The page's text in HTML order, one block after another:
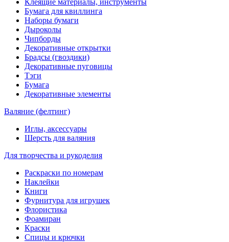
Клеящие материалы, инструменты
Бумага для квиллинга
Наборы бумаги
Дыроколы
Чипборды
Декоративные открытки
Брадсы (гвоздики)
Декоративные пуговицы
Тэги
Бумага
Декоративные элементы
Валяние (фелтинг)
Иглы, аксессуары
Шерсть для валяния
Для творчества и рукоделия
Раскраски по номерам
Наклейки
Книги
Фурнитура для игрушек
Флористика
Фоамиран
Краски
Спицы и крючки